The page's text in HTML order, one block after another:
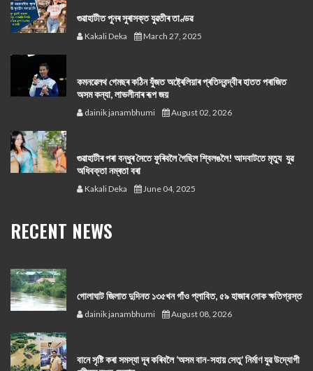
গুৱাহাটীত পুনৰ সুৰাসক্ত যুৱতীৰ তাণ্ডৱ
Kakali Deka March 27, 2025
কমনৱেলথ গেমছৰ কঠিন যুঁজত অষ্ট্ৰেলিয়াৰ প্ৰতিদ্বন্দ্বীৰ হাতত পৰাজিত
অসম কন্যা, লাভলীনাৰ ৰূপ জয়
dainik janambhumi August 02, 2026
গুৱাহাটীৰ পৰা বন্ধুৰ সৈতে ফুৰিবলৈ গৈছিল শ্বিলঙলৈ! আদবাটতে মৃত্যু যুৱ
অধিবক্তা নম্ৰতা বৰা
Kakali Deka June 04, 2025
RECENT NEWS
গোলাঘাট জিলাত দুদিনত ১৩৫খন গাঁও প্লাবিত, ৫৯ হাজাৰ লোক ক্ষতিগ্রস্ত
dainik janambhumi August 08, 2026
বানে সৃষ্টি কৰা সমস্যা দূৰ কৰিবলৈ ‘অসম বান-সহায় সেতু’ নিৰ্মাণ যুৱ উদ্যোগী